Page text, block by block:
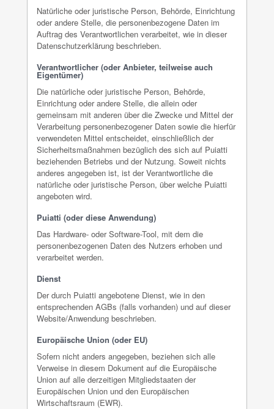
Natürliche oder juristische Person, Behörde, Einrichtung
oder andere Stelle, die personenbezogene Daten im
Auftrag des Verantwortlichen verarbeitet, wie in dieser
Datenschutzerklärung beschrieben.
Verantwortlicher (oder Anbieter, teilweise auch
Eigentümer)
Die natürliche oder juristische Person, Behörde,
Einrichtung oder andere Stelle, die allein oder
gemeinsam mit anderen über die Zwecke und Mittel der
Verarbeitung personenbezogener Daten sowie die hierfür
verwendeten Mittel entscheidet, einschließlich der
Sicherheitsmaßnahmen bezüglich des sich auf Puiatti
beziehenden Betriebs und der Nutzung. Soweit nichts
anderes angegeben ist, ist der Verantwortliche die
natürliche oder juristische Person, über welche Puiatti
angeboten wird.
Puiatti (oder diese Anwendung)
Das Hardware- oder Software-Tool, mit dem die
personenbezogenen Daten des Nutzers erhoben und
verarbeitet werden.
Dienst
Der durch Puiatti angebotene Dienst, wie in den
entsprechenden AGBs (falls vorhanden) und auf dieser
Website/Anwendung beschrieben.
Europäische Union (oder EU)
Sofern nicht anders angegeben, beziehen sich alle
Verweise in diesem Dokument auf die Europäische
Union auf alle derzeitigen Mitgliedstaaten der
Europäischen Union und den Europäischen
Wirtschaftsraum (EWR).